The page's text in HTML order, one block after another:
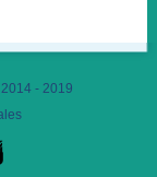
- 2019